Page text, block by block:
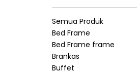
Semua Produk
Bed Frame
Bed Frame frame
Brankas
Buffet